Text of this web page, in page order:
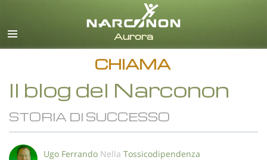
italiano
CHIAMA
Il blog del Narconon
STORIA DI SUCCESSO
Ugo Ferrando Nella Tossicodipendenza